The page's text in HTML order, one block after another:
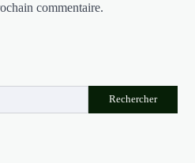
commentaire.
Rechercher